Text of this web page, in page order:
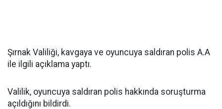
Şırnak Valiliği, kavgaya ve oyuncuya saldıran polis A.A
ile ilgili açıklama yaptı.
Valilik, oyuncuya saldıran polis hakkında soruşturma
açıldığını bildirdi.